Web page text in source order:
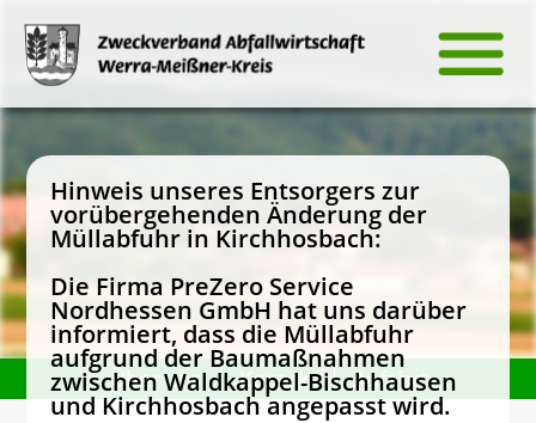
Hinweis unseres Entsorgers zur
vorübergehenden Änderung der
Müllabfuhr in Kirchhosbach:
Die Firma PreZero Service
Nordhessen GmbH hat uns darüber
informiert, dass die Müllabfuhr
aufgrund der Baumaßnahmen
zwischen Waldkappel-Bischhausen
und Kirchhosbach angepasst wird.
Über uns Kontakt Anfahrt